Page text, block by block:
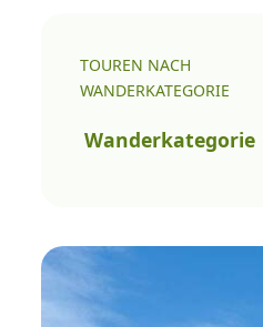
TOUREN NACH
WANDERKATEGORIE
Touren